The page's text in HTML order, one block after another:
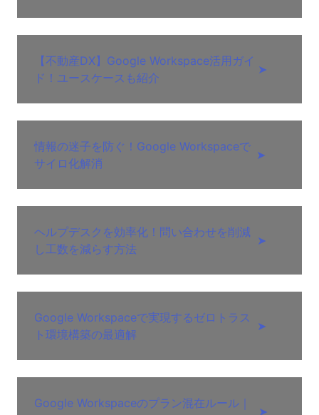
【不動産DX】Google Workspace活用ガイ
ド！ユースケースも紹介
➤
情報の迷子を防ぐ！Google Workspaceで
サイロ化解消
➤
ヘルプデスクを効率化！問い合わせを削減
し工数を減らす方法
➤
Google Workspaceで実現するゼロトラス
ト環境構築の最適解
➤
Google Workspaceのプラン混在ルール｜
➤